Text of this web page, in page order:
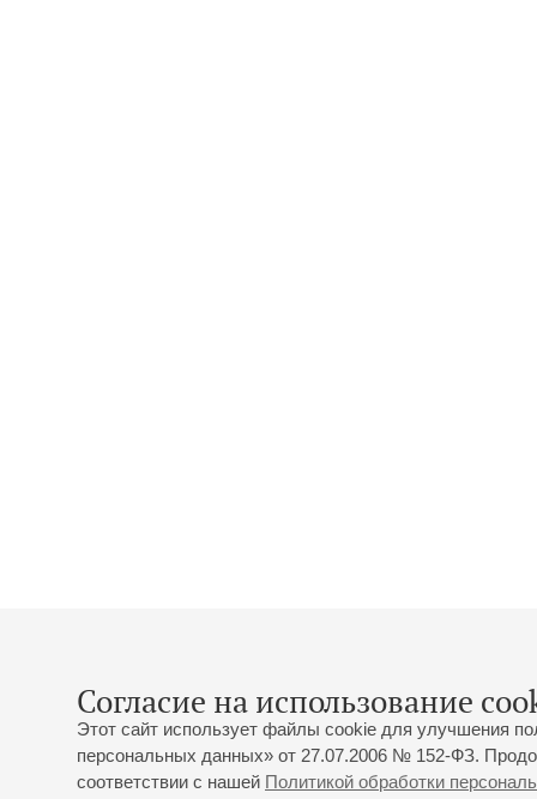
Согласие на использование
Этот сайт использует файлы cookie для улучшения
персональных данных» от 27.07.2006 № 152-ФЗ.
соответствии с нашей Политикой обработки